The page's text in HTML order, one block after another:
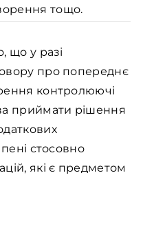
тощо.
що у разі
про попереднє
контролюючі
приймати рішення
стосовно
які є предметом